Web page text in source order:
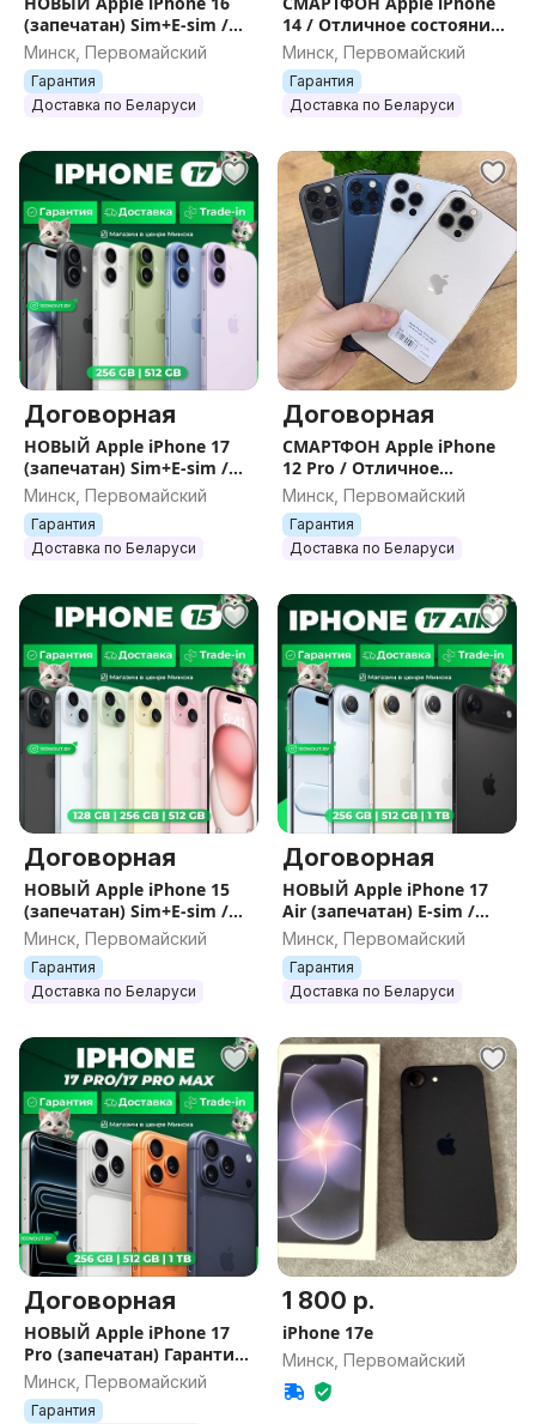
(запечатан) Sim+E-sim /
Гарантия / Все цвета /
Память
Минск, Первомайский
Гарантия
Доставка по Беларуси
14 / Отличное состояние /
Цвета / Гарантия
Минск, Первомайский
Гарантия
Доставка по Беларуси
Договорная
НОВЫЙ Apple iPhone 17
(запечатан) Sim+E-sim /
Гарантия / Все цвета /
Память
Минск, Первомайский
Гарантия
Доставка по Беларуси
Договорная
СМАРТФОН Apple iPhone
12 Pro / Отличное
состояние / Цвета /
Гарантия
Минск, Первомайский
Гарантия
Доставка по Беларуси
Договорная
НОВЫЙ Apple iPhone 15
(запечатан) Sim+E-sim /
Гарантия / Все цвета /
Память
Минск, Первомайский
Гарантия
Доставка по Беларуси
Договорная
НОВЫЙ Apple iPhone 17
Air (запечатан) E-sim /
Гарантия / Все цвета /
Память
Минск, Первомайский
Гарантия
Доставка по Беларуси
Договорная
НОВЫЙ Apple iPhone 17
Pro (запечатан) Гарантия
/ Все цвета / Память
Минск, Первомайский
Гарантия
1 800 р.
iPhone 17e
Минск, Первомайский